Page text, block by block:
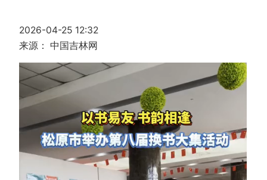
2026-04-25 12:32
来源： 中国吉林网